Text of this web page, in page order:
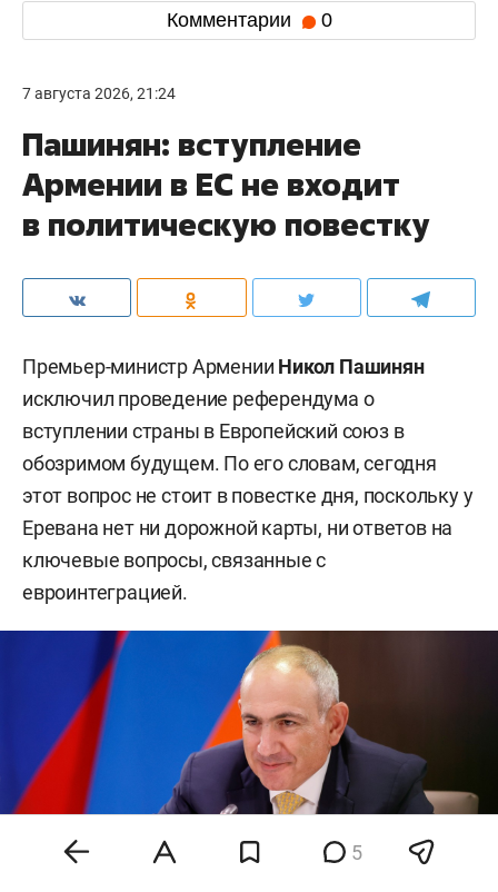
Комментарии 0
7 августа 2026, 21:24
Пашинян: вступление
Армении в ЕС не входит
в политическую повестку
Премьер-министр Армении Никол Пашинян
исключил проведение референдума о
вступлении страны в Европейский союз в
обозримом будущем. По его словам, сегодня
этот вопрос не стоит в повестке дня, поскольку у
Еревана нет ни дорожной карты, ни ответов на
ключевые вопросы, связанные с
евроинтеграцией.
5